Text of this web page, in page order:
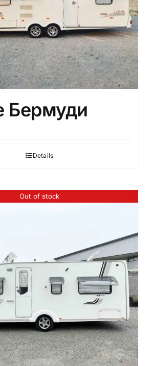
Бермуди
Details
Out of stock